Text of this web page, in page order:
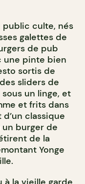
public culte, nés
galettes de
de pub
une pinte bien
sortis de
sliders de
un linge, et
et frits dans
classique
un burger de
de la
Yonge